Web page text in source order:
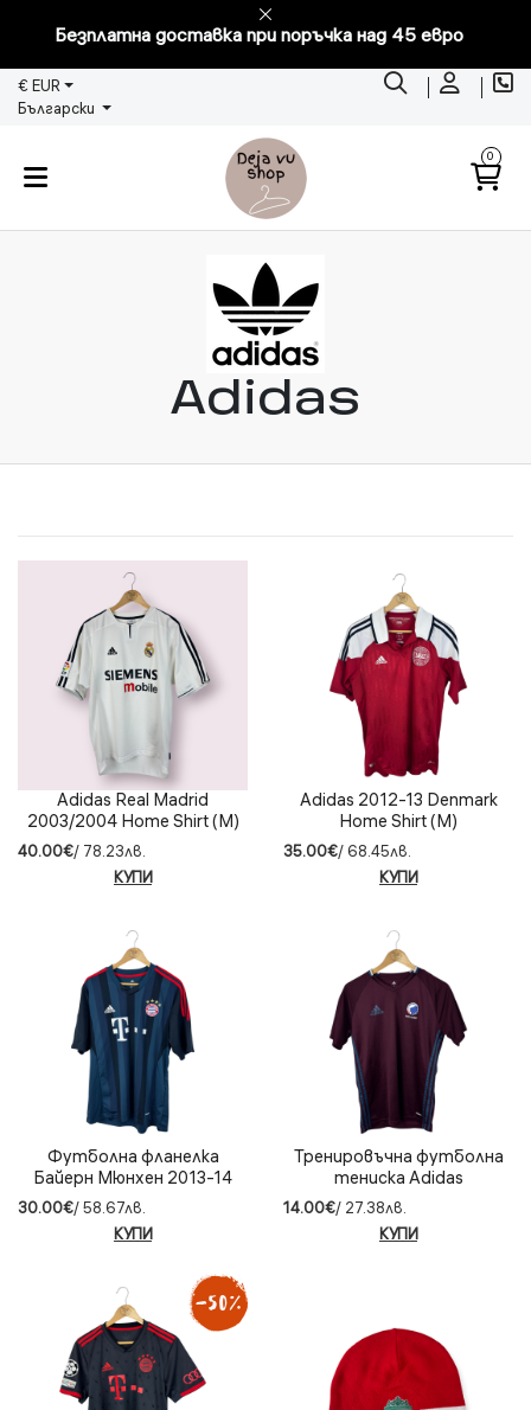
Безплатна доставка при поръчка над 45 евро
€ EUR
Български
0
Adidas
Adidas Real Madrid
2003/2004 Home Shirt (M)
40.00€/ 78.23лв.
КУПИ
Adidas 2012-13 Denmark
Home Shirt (M)
35.00€/ 68.45лв.
КУПИ
Футболна фланелка
Байерн Мюнхен 2013-14
Third – (XL)
30.00€/ 58.67лв.
КУПИ
Тренировъчна футболна
тениска Adidas
Copenhagen – (M)
14.00€/ 27.38лв.
КУПИ